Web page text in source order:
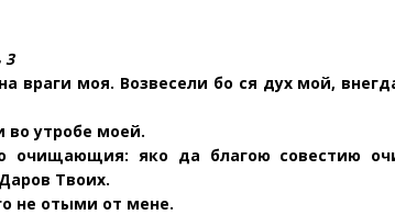
3
моя. Возвесели бо ся дух мой,
во утробе моей.
очищающия: яко да благою совестию
Твоих.
не отыми от мене.